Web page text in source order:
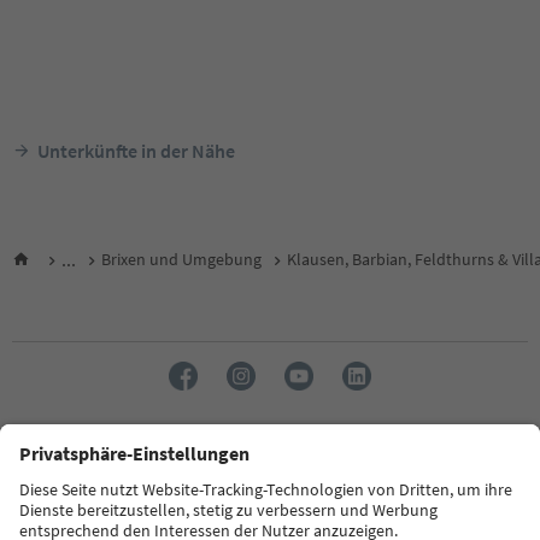
Unterkünfte in der Nähe
... Brixen und Umgebung Klausen, Barbian, Feldthurns &
Sprache: Deutsch
FAQ Kontakt Presse MICE Datenschutzerklärung